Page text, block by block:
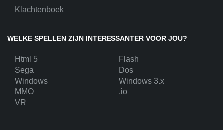
Klachtenboek
WELKE SPELLEN ZIJN INTERESSANTER VOOR JOU?
Html 5
Flash
Sega
Dos
Windows
Windows 3.x
MMO
.io
VR